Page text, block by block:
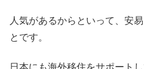
人気があるからといって、安
とです。
日本にも海外移住をサポート